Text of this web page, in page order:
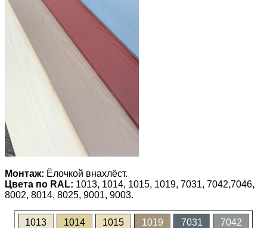
Монтаж: Ёлочкой внахлёст.
Цвета по RAL: 1013, 1014, 1015, 1019, 7031, 7042,7046,
8002, 8014, 8025, 9001, 9003.
1013 1014 1015 1019 7031 7042